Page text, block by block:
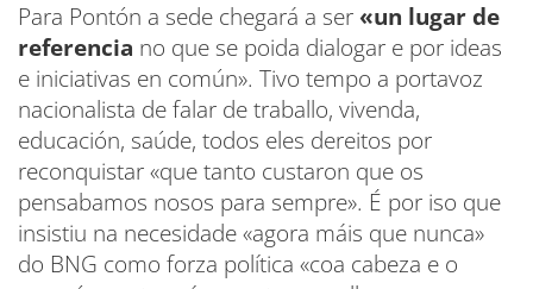
Para Pontón a sede chegará a ser«un lugar de
referencia no que se poida dialogar e por ideas
e iniciativas en común». Tivo tempo a portavoz
nacionalista de falar de traballo, vivenda,
educación, saúde, todos eles dereitos por
reconquistar «que tanto custaron que os
pensabamos nosos para sempre». É por iso que
insistiu na necesidade «agora máis que nunca»
do BNG como forza política «coa cabeza e o